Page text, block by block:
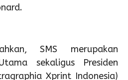
SMS merupakan
sekaligus Presiden
Xprint Indonesia)